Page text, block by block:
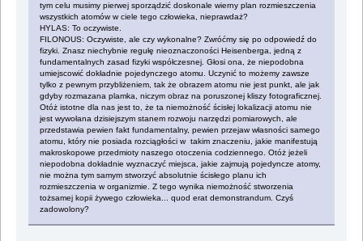
tym celu musimy pierwej sporządzić doskonale wierny plan rozmieszczenia
wszystkich atomów w ciele tego człowieka, nieprawdaż?
HYLAS: To oczywiste.
FILONOUS: Oczywiste, ale czy wykonalne? Zwróćmy się po odpowiedź do
fizyki. Znasz niechybnie regułę nieoznaczoności Heisenberga, jedną z
fundamentalnych zasad fizyki współczesnej. Głosi ona, że niepodobna
umiejscowić dokładnie pojedynczego atomu. Uczynić to możemy zawsze
tylko z pewnym przybliżeniem, tak że obrazem atomu nie jest punkt, ale jak
gdyby rozmazana plamka, niczym obraz na poruszonej kliszy fotograficznej.
Otóż istotne dla nas jest to, że ta niemożność ścisłej lokalizacji atomu nie
jest wywołana dzisiejszym stanem rozwoju narzędzi pomiarowych, ale
przedstawia pewien fakt fundamentalny, pewien przejaw własności samego
atomu, który nie posiada rozciągłości w takim znaczeniu, jakie manifestują
makroskopowe przedmioty naszego otoczenia codziennego. Otóż jeżeli
niepodobna dokładnie wyznaczyć miejsca, jakie zajmują pojedyncze atomy,
nie można tym samym stworzyć absolutnie ścisłego planu ich
rozmieszczenia w organizmie. Z tego wynika niemożność stworzenia
tożsamej kopii żywego człowieka... quod erat demonstrandum. Czyś
zadowolony?